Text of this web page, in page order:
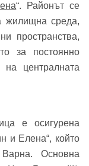
“. Районът се
жилищна среда,
пространства,
за постоянно
централната
е осигурена
и Елена“, който
Основна